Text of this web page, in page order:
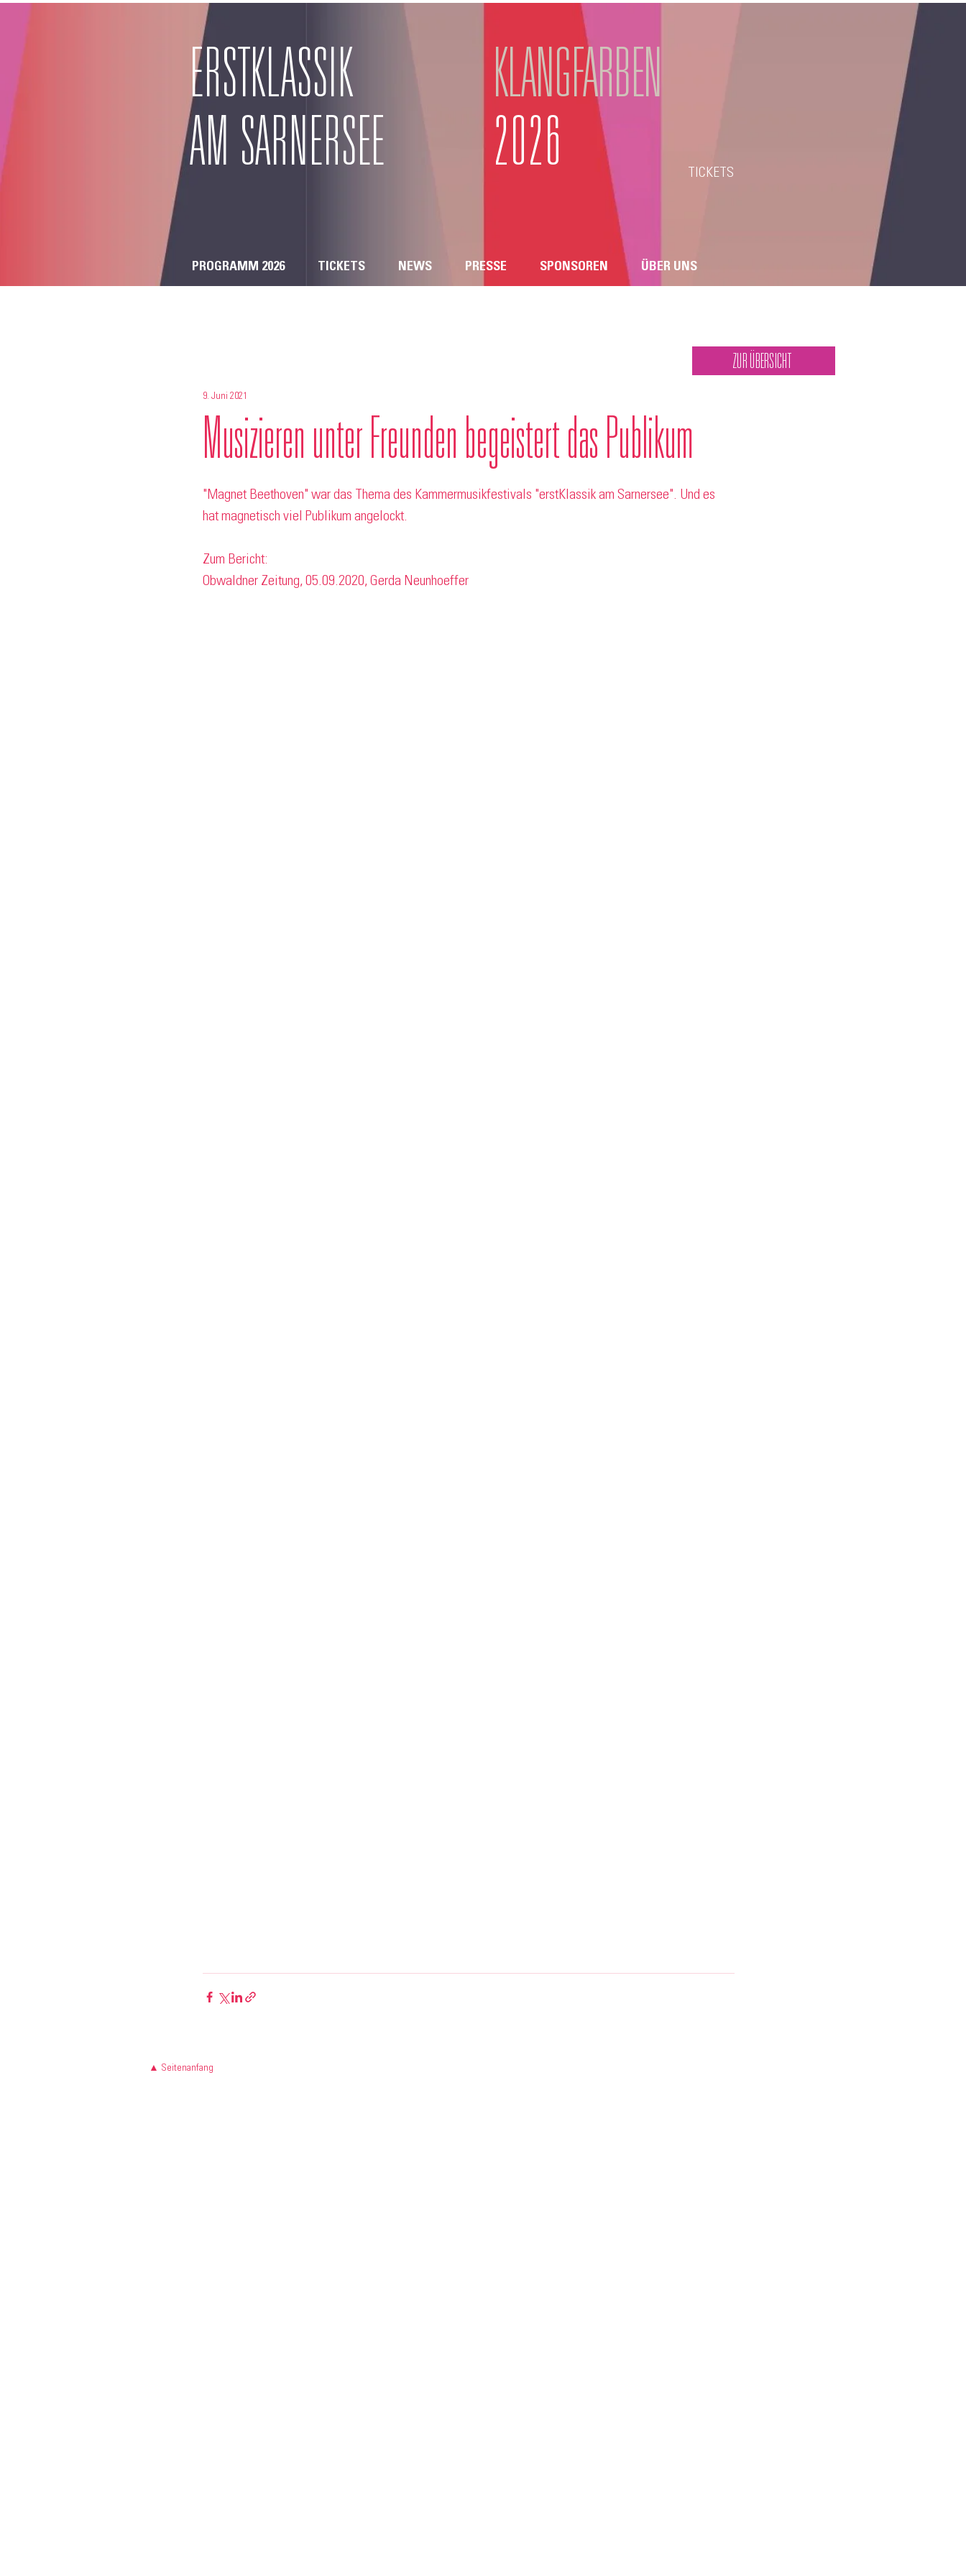
ERSTKLASSIK
AM SARNERSEE
KLANGFARBEN
2026
TICKETS
PROGRAMM 2026 TICKETS NEWS PRESSE SPONSOREN ÜBER UNS
ZUR ÜBERSICHT
Musizieren unter Freunden begeistert das Publikum
9. Juni 2021
"Magnet Beethoven" war das Thema des Kammermusikfestivals "erstKlassik am Sarnersee". Und es
hat magnetisch viel Publikum angelockt.
Zum Bericht:
Obwaldner Zeitung, 05.09.2020, Gerda Neunhoeffer
▲ Seitenanfang